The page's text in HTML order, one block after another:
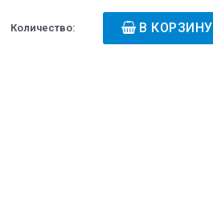
Количество: В КОРЗИНУ